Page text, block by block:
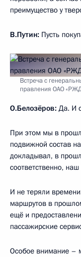
преимущество у
В.Путин: Пусть
Встреча с
правления ОАО
О.Белозёров: Да. И
При этом мы в
подвижной состав
докладывал, в
соответственно,
И не теряли
маршрутов в
ещё и
пассажирские
Особое внимание –